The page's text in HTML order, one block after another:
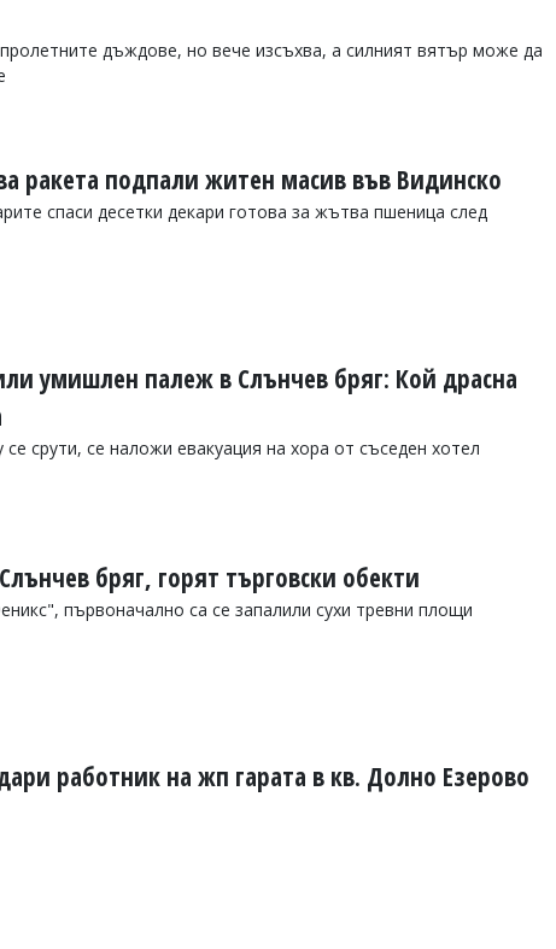
дъждове, но вече изсъхва, а силният вятър може да
ракета подпали житен масив във Видинско
спаси десетки декари готова за жътва пшеница след
умишлен палеж в Слънчев бряг: Кой драсна
срути, се наложи евакуация на хора от съседен хотел
бряг, горят търговски обекти
първоначално са се запалили сухи тревни площи
работник на жп гарата в кв. Долно Езерово